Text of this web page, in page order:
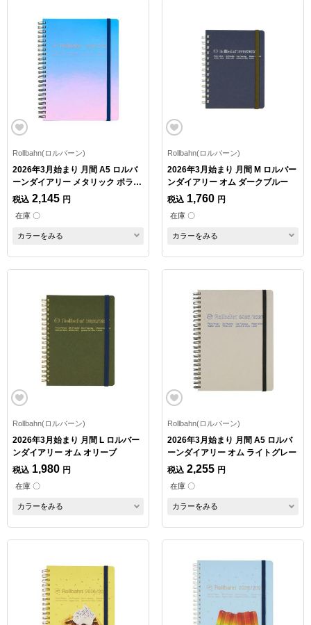
Rollbahn(ロルバーン)
2026年3月始まり 月間 A5 ロルバ
ーンダイアリー メタリック ポララ
イズ
税込 2,145 円
在庫 〇
カラーをみる
Rollbahn(ロルバーン)
2026年3月始まり 月間 M ロルバー
ンダイアリー オム ダークブルー
税込 1,760 円
在庫 〇
カラーをみる
Rollbahn(ロルバーン)
2026年3月始まり 月間 L ロルバー
ンダイアリー オム オリーブ
税込 1,980 円
在庫 〇
カラーをみる
Rollbahn(ロルバーン)
2026年3月始まり 月間 A5 ロルバ
ーンダイアリー オム ライトグレー
税込 2,255 円
在庫 〇
カラーをみる